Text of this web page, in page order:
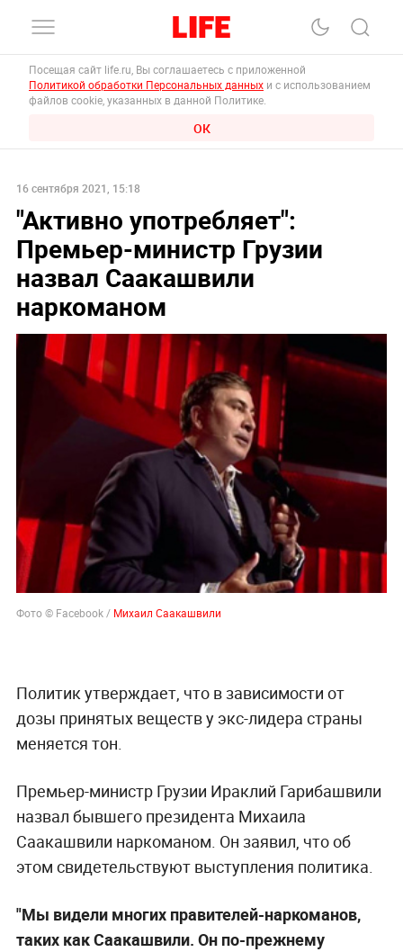
Посещая сайт life.ru, Вы соглашаетесь с приложенной
Политикой обработки Персональных данных и с использованием
файлов cookie, указанных в данной Политике.
ОК
16 сентября 2021, 15:18
"Активно употребляет":
Премьер-министр Грузии
назвал Саакашвили
наркоманом
Фото © Facebook / Михаил Саакашвили
Политик утверждает, что в зависимости от
дозы принятых веществ у экс-лидера страны
меняется тон.
Премьер-министр Грузии Ираклий Гарибашвили
назвал бывшего президента Михаила
Саакашвили наркоманом. Он заявил, что об
этом свидетельствуют выступления политика.
"Мы видели многих правителей-наркоманов,
таких как Саакашвили. Он по-прежнему